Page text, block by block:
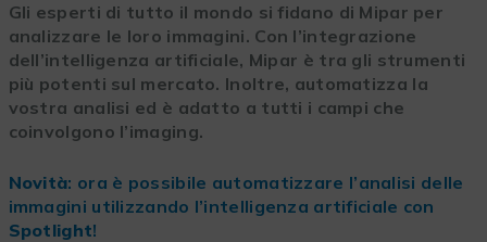
Gli esperti di tutto il mondo si fidano di Mipar per
analizzare le loro immagini. Con l’integrazione
dell’intelligenza artificiale, Mipar è tra gli strumenti
più potenti sul mercato. Inoltre, automatizza la
vostra analisi ed è adatto a tutti i campi che
coinvolgono l’imaging.
Novità: ora è possibile automatizzare l’analisi delle
immagini utilizzando l’intelligenza artificiale con
Spotlight!